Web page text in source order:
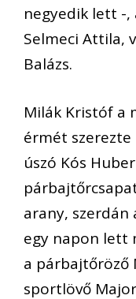
negyedik lett -
Selmeci Attila,
Balázs.
Milák Kristóf a
érmét szerezte
úszó Kós
arany, szerdán
egy napon lett
a párbajtőröző
sportlövő